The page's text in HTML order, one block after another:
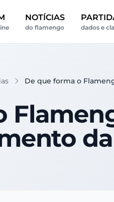
NOTÍCIAS
do flamengo dados e
De que forma o